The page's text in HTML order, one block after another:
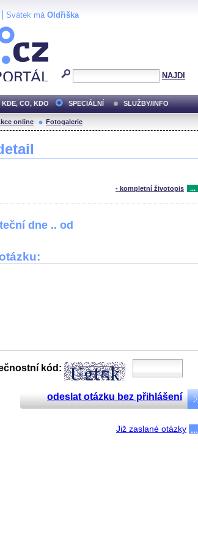
Svátek má Oldřiška
NAJDI
KDE, CO, KDO SPECIÁLNÍ SLUŽBY/INFO
online Fotogalerie
- kompletní životopis ...
dne .. od
kód:
odeslat otázku bez přihlášení
Již zaslané otázky